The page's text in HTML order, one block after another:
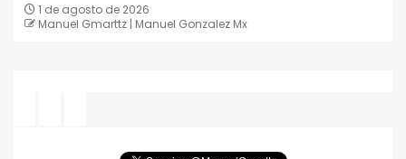
1 de agosto de 2026
Manuel Gmarttz | Manuel Gonzalez Mx